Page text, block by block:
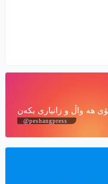
هه‌ واڵ و زانیاری بكه‌ن
@peshangpress